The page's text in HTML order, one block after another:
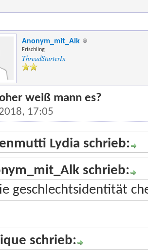
Anonym_mit_Alk
Frischling
ThreadStarterIn
weiß mann es?
17:05
Lydia schrieb:
schrieb:
geschlechtsidentität
schrieb: